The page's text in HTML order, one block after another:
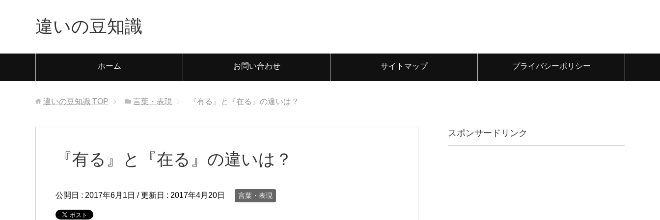
違いの豆知識
ホーム お問い合わせ サイトマップ プライバシーポリシー
違いの豆知識 TOP 言葉・表現 『有る』と『在る』の違いは？
『有る』と『在る』の違いは？
公開日 : 2017年6月1日 / 更新日 : 2017年4月20日 言葉・表現
スポンサードリンク